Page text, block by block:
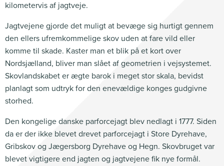
kilometervis af jagtveje.
Jagtvejene gjorde det muligt at bevæge sig hurtigt gennem
den ellers ufremkommelige skov uden at fare vild eller
komme til skade. Kaster man et blik på et kort over
Nordsjælland, bliver man slået af geometrien i vejsystemet.
Skovlandskabet er ægte barok i meget stor skala, bevidst
planlagt som udtryk for den enevældige konges gudgivne
storhed.
Den kongelige danske parforcejagt blev nedlagt i 1777. Siden
da er der ikke blevet drevet parforcejagt i Store Dyrehave,
Gribskov og Jægersborg Dyrehave og Hegn. Skovbruget var
blevet vigtigere end jagten og jagtvejene fik nye formål.